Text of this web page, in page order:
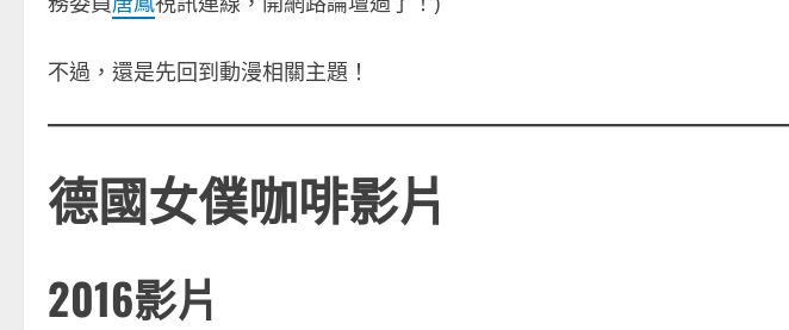
不過，還是先回到動漫相關主題！
德國女僕咖啡影片
2016影片